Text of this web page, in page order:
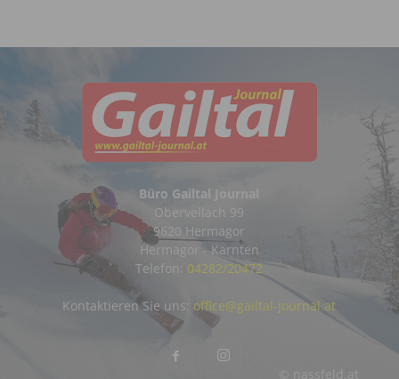
Büro Gailtal Journal
Obervellach 99
9620 Hermagor
Hermagor - Kärnten
Telefon: 04282/20472
© nassfeld.at
Kontaktieren Sie uns: office@gailtal-journal.at